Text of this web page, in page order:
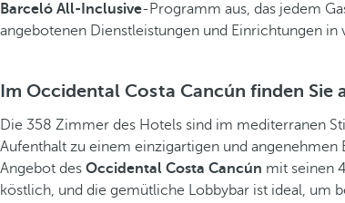
Barceló All-Inclusive-Programm aus, das jedem
angebotenen Dienstleistungen und Einrichtungen in
Im Occidental Costa Cancún finden Sie
Die 358 Zimmer des Hotels sind im mediterranen
Aufenthalt zu einem einzigartigen und angenehmen
Angebot des Occidental Costa Cancún mit seinen
köstlich, und die gemütliche Lobbybar ist ideal, um